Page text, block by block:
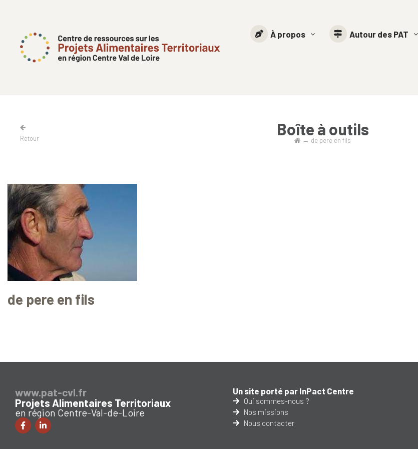
À propos Autour des PAT
Retour Boîte à outils
→ de pere en fils
de pere en fils
www.pat-cvl.fr
Projets Alimentaires Territoriaux
en région Centre-Val-de-Loire
Un site porté par InPact Centre
Qui sommes-nous ?
Nos missions
Nous contacter